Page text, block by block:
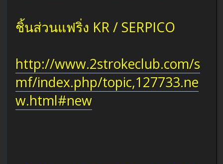
ชิ้นส่วนแฟริ่ง KR / SERPICO
http://www.2strokeclub.com/s
mf/index.php/topic,127733.ne
w.html#new